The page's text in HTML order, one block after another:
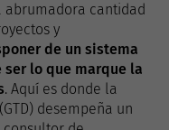
abrumadora cantidad
y
de un sistema
lo que marque la
. Aquí es donde la
(GTD) desempeña un